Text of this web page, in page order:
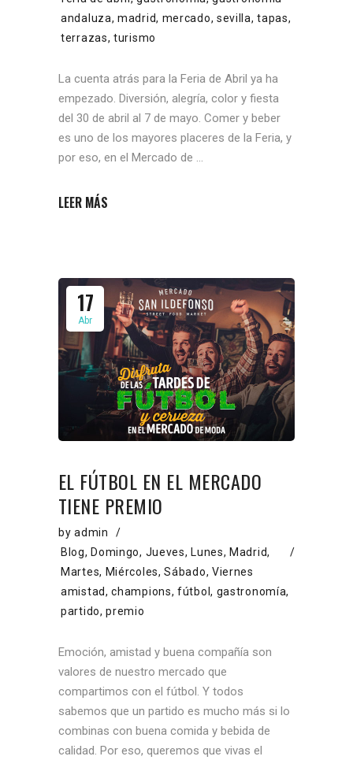
andaluza,madrid, mercado, sevilla,tapas,
terrazas,turismo
La cuenta atrás para la Feria de Abril ya ha
empezado. Diversión, alegría, color y fiesta
del 30 de abril al 7 de mayo. Comer y beber
es uno de los mayores placeres de la Feria, y
por eso, en el Mercado de
LEER MÁS
17
Abr
EL FÚTBOL EN EL MERCADO
TIENE PREMIO
byadmin
Blog, Domingo, Jueves, Lunes, Madrid,
Martes, Miércoles,Sábado, Viernes
amistad,champions,fútbol, gastronomía,
partido,premio
Emoción, amistad y buena compañía son
valores de nuestro mercado que
compartimos con el fútbol. Y todos
sabemos que un partido es mucho más si lo
combinas con buena comida y bebida de
calidad. Por eso, queremos que vivas el